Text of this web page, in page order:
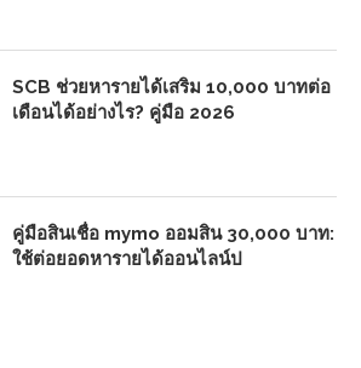
SCB ช่วยหารายได้เสริม 10,000 บาทต่อ
เดือนได้อย่างไร? คู่มือ 2026
คู่มือสินเชื่อ mymo ออมสิน 30,000 บาท:
ใช้ต่อยอดหารายได้ออนไลน์ป